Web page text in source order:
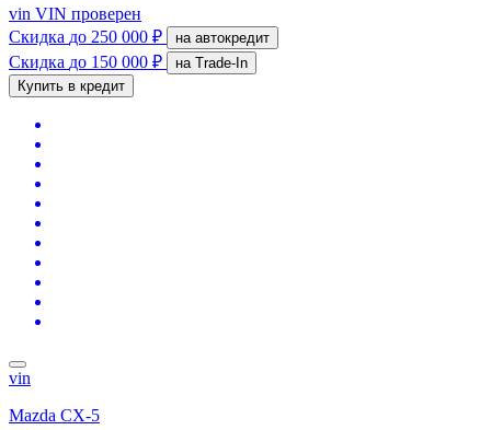
vin VIN проверен
Скидка до 250 000 ₽ на автокредит
Скидка до 150 000 ₽
на Trade-In
Купить в кредит
vin
Mazda CX-5